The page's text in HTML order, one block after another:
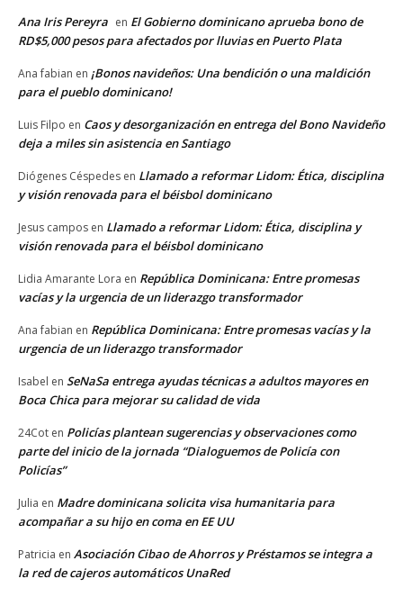
Ana Iris Pereyra en El Gobierno dominicano aprueba bono de
RD$5,000 pesos para afectados por lluvias en Puerto Plata
Ana fabian en ¡Bonos navideños: Una bendición o una maldición
para el pueblo dominicano!
Luis Filpo en Caos y desorganización en entrega del Bono Navideño
deja a miles sin asistencia en Santiago
Diógenes Céspedes en Llamado a reformar Lidom: Ética, disciplina
y visión renovada para el béisbol dominicano
Jesus campos en Llamado a reformar Lidom: Ética, disciplina y
visión renovada para el béisbol dominicano
Lidia Amarante Lora en República Dominicana: Entre promesas
vacías y la urgencia de un liderazgo transformador
Ana fabian en República Dominicana: Entre promesas vacías y la
urgencia de un liderazgo transformador
Isabel en SeNaSa entrega ayudas técnicas a adultos mayores en
Boca Chica para mejorar su calidad de vida
24Cot en Policías plantean sugerencias y observaciones como
parte del inicio de la jornada “Dialoguemos de Policía con
Policías”
Julia en Madre dominicana solicita visa humanitaria para
acompañar a su hijo en coma en EE UU
Patricia en Asociación Cibao de Ahorros y Préstamos se integra a
la red de cajeros automáticos UnaRed